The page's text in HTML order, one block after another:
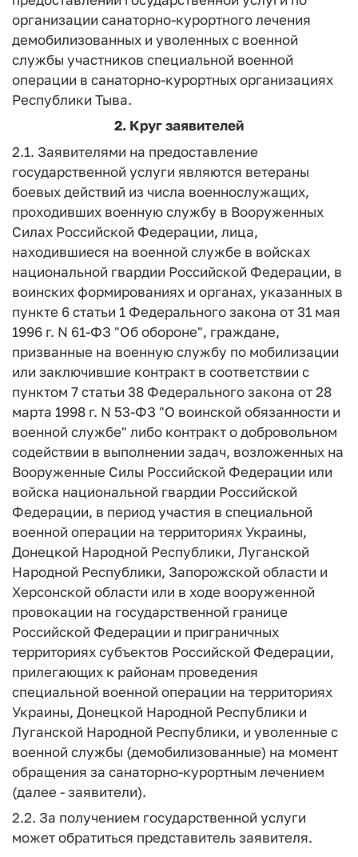
организации санаторно-курортного лечения
демобилизованных и уволенных с военной
службы участников специальной военной
операции в санаторно-курортных организациях
Республики Тыва.
2. Круг заявителей
2.1. Заявителями на предоставление
государственной услуги являются ветераны
боевых действий из числа военнослужащих,
проходивших военную службу в Вооруженных
Силах Российской Федерации, лица,
находившиеся на военной службе в войсках
национальной гвардии Российской Федерации, в
воинских формированиях и органах, указанных в
пункте 6 статьи 1 Федерального закона от 31 мая
1996 г. N 61-ФЗ "Об обороне", граждане,
призванные на военную службу по мобилизации
или заключившие контракт в соответствии с
пунктом 7 статьи 38 Федерального закона от 28
марта 1998 г. N 53-ФЗ "О воинской обязанности и
военной службе" либо контракт о добровольном
содействии в выполнении задач, возложенных на
Вооруженные Силы Российской Федерации или
войска национальной гвардии Российской
Федерации, в период участия в специальной
военной операции на территориях Украины,
Донецкой Народной Республики, Луганской
Народной Республики, Запорожской области и
Херсонской области или в ходе вооруженной
провокации на государственной границе
Российской Федерации и приграничных
территориях субъектов Российской Федерации,
прилегающих к районам проведения
специальной военной операции на территориях
Украины, Донецкой Народной Республики и
Луганской Народной Республики, и уволенные с
военной службы (демобилизованные) на момент
обращения за санаторно-курортным лечением
(далее - заявители).
2.2. За получением государственной услуги
может обратиться представитель заявителя.